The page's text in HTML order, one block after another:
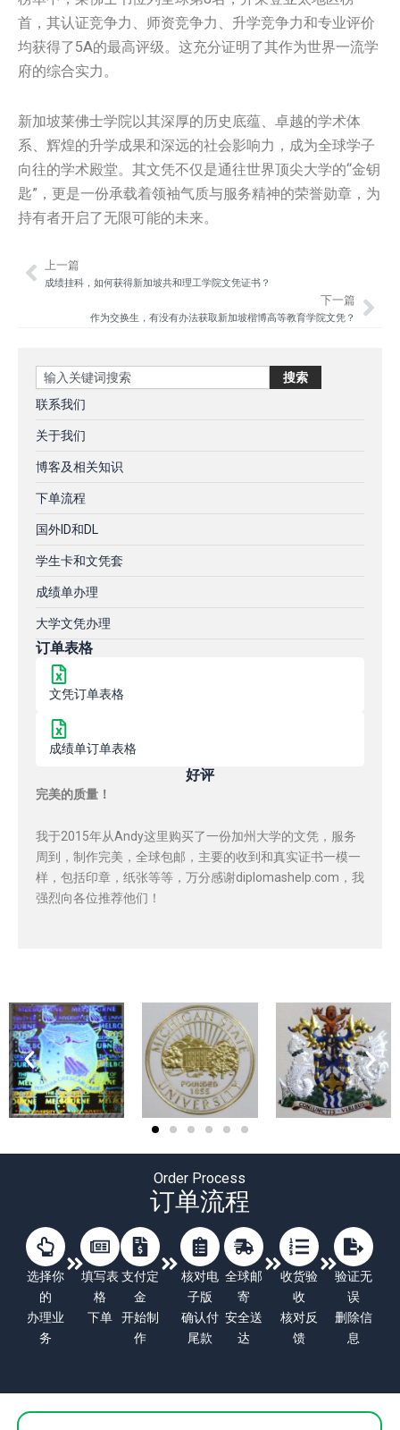
首，其认证竞争力、师资竞争力、升学竞争力和专业评价
均获得了5A的最高评级。这充分证明了其作为世界一流学
府的综合实力。
新加坡莱佛士学院以其深厚的历史底蕴、卓越的学术体
系、辉煌的升学成果和深远的社会影响力，成为全球学子
向往的学术殿堂。其文凭不仅是通往世界顶尖大学的“金钥
匙”，更是一份承载着领袖气质与服务精神的荣誉勋章，为
持有者开启了无限可能的未来。
Prev
上一篇
成绩挂科，如何获得新加坡共和理工学院文凭证书？
下一篇
作为交换生，有没有办法获取新加坡楷博高等教育学院文凭？
Search 搜索
联系我们
关于我们
博客及相关知识
下单流程
国外ID和DL
学生卡和文凭套
成绩单办理
大学文凭办理
订单表格
文凭订单表格
成绩单订单表格
好评
完美的质量！
我于2015年从Andy这里购买了一份加州大学的文凭，服务
周到，制作完美，全球包邮，主要的收到和真实证书一模一
样，包括印章，纸张等等，万分感谢diplomashelp.com，我
强烈向各位推荐他们！
Order Process
订单流程
选择你
的
办理业
务
填写表
格
下单
支付定
金
开始制
作
核对电
子版
确认付
尾款
全球邮
寄
安全送
达
收货验
收
核对反
馈
验证无
误
删除信
息